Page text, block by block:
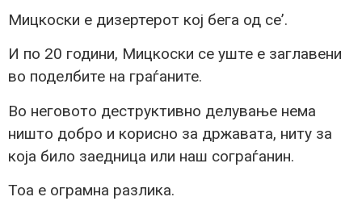
Мицкоски е дизертерот кој бега од се’.
И по 20 години, Мицкоски се уште е заглавени
во поделбите на граѓаните.
Во неговото деструктивно делување нема
ништо добро и корисно за државата, ниту за
која било заедница или наш сограѓанин.
Тоа е ограмна разлика.